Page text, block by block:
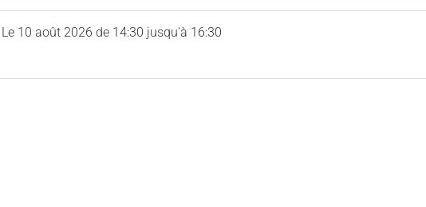
Le 10 août 2026 de 14:30 jusqu'à 16:30